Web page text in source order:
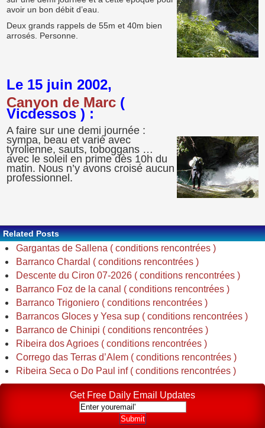
avoir un bon débit d’eau.
Deux grands rappels de 55m et 40m bien
arrosés. Personne.
Le 15 juin 2002,
Canyon de Marc (
Vicdessos ) :
A faire sur une demi journée :
sympa, beau et varié avec
tyrolienne, sauts, toboggans …
avec le soleil en prime dès 10h du
matin. Nous n’y avons croisé aucun
professionnel.
Related Posts
Gargantas de Sallena ( conditions rencontrées )
Barranco Chardal ( conditions rencontrées )
Descente du Ciron 07-2026 ( conditions rencontrées )
Barranco Foz de la canal ( conditions rencontrées )
Barranco Trigoniero ( conditions rencontrées )
Barrancos Gloces y Yesa sup ( conditions rencontrées )
Barranco de Chinipi ( conditions rencontrées )
Ribeira dos Agrioes ( conditions rencontrées )
Corrego das Terras d’Alem ( conditions rencontrées )
Ribeira Seca o Do Paul inf ( conditions rencontrées )
Get Free Daily Email Updates